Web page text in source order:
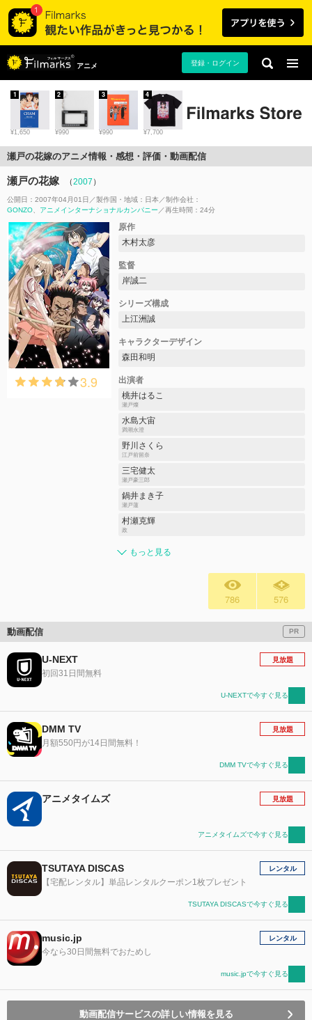
アニメ 登録・ログイン
¥1,650
1
¥990
2
¥990
3
¥7,700
4
瀬戸の花嫁のアニメ情報・感想・評価・動画配信
瀬戸の花嫁 （2007 ）
公開日：2007年04月01日 製作国・地域： 日本
制作会社：
GONZO
アニメインターナショナルカンパニー 再生時間：24分
3.9
原作
木村太彦
監督
岸誠二
シリーズ構成
上江洲誠
キャラクターデザイン
森田和明
出演者
桃井はるこ
瀬戸燦
水島大宙
満潮永澄
野川さくら
江戸前留奈
三宅健太
瀬戸豪三郎
鍋井まき子
瀬戸蓮
村瀬克輝
政
もっと見る
786 576
動画配信 PR
U-NEXT
初回31日間無料
見放題
U-NEXTで今すぐ見る
DMM TV
月額550円が14日間無料！
見放題
DMM TVで今すぐ見る
アニメタイムズ 見放題
アニメタイムズで今すぐ見る
TSUTAYA DISCAS
【宅配レンタル】単品レンタルクーポン1枚プレゼント
レンタル
TSUTAYA DISCASで今すぐ見る
music.jp
今なら30日間無料でおためし
レンタル
music.jpで今すぐ見る
動画配信サービスの詳しい情報を見る